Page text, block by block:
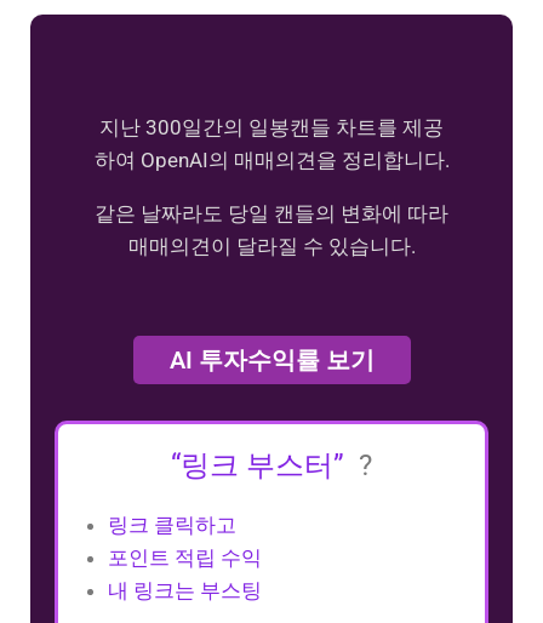
지난 300일간의 일봉캔들 차트를 제공
하여 OpenAI의 매매의견을 정리합니다.
같은 날짜라도 당일 캔들의 변화에 따라
매매의견이 달라질 수 있습니다.
AI 투자수익률 보기
“링크 부스터” ?
링크 클릭하고
포인트 적립 수익
내 링크는 부스팅